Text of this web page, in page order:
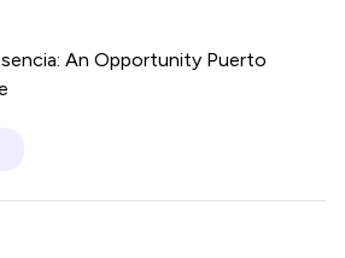
An Opportunity Puerto